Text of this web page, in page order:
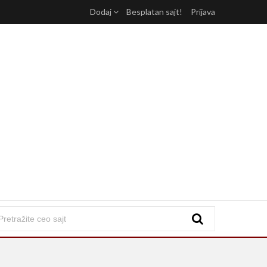
Dodaj Besplatan sajt! Prijava